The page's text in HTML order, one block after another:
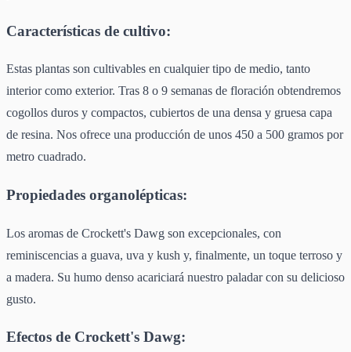
Características de cultivo:
Estas plantas son cultivables en cualquier tipo de medio, tanto
interior como exterior. Tras 8 o 9 semanas de floración obtendremos
cogollos duros y compactos, cubiertos de una densa y gruesa capa
de resina. Nos ofrece una producción de unos 450 a 500 gramos por
metro cuadrado.
Propiedades organolépticas:
Los aromas de Crockett's Dawg son excepcionales, con
reminiscencias a guava, uva y kush y, finalmente, un toque terroso y
a madera. Su humo denso acariciará nuestro paladar con su delicioso
gusto.
Efectos de Crockett's Dawg: